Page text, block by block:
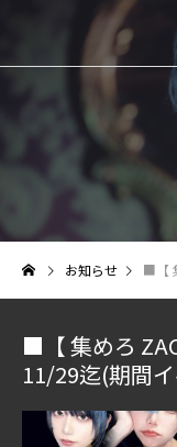
お知らせ ■【
■【 集めろ
11/29迄(期間